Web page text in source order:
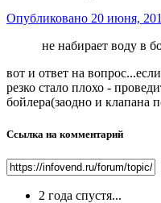
Опубликовано 20 июня,
не набирает воду в
вот и ответ на
резко стало плохо -
бойлера(заодно и клапана
Ссылка на комментарий
2 года спустя...